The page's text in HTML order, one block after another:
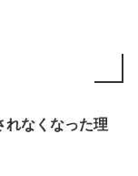
れなくなった理